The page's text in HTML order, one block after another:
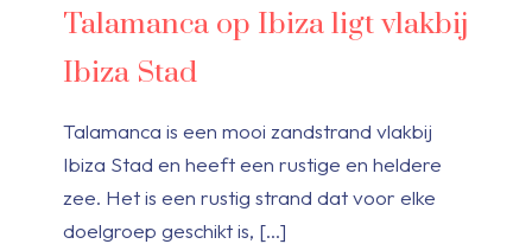
Talamanca op Ibiza ligt vlakbij
Ibiza Stad
Talamanca is een mooi zandstrand vlakbij
Ibiza Stad en heeft een rustige en heldere
zee. Het is een rustig strand dat voor elke
doelgroep geschikt is, […]